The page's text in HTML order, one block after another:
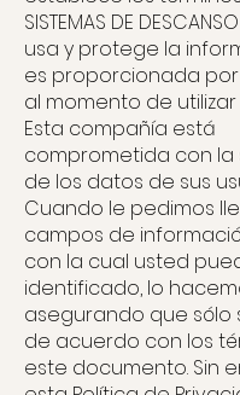
SISTEMAS DE
usa y protege la
es proporcionada por
al momento de utilizar
Esta compañía está
comprometida con la
de los datos de sus
Cuando le pedimos
campos de
con la cual usted
identificado, lo
asegurando que sólo
de acuerdo con los
este documento. Sin